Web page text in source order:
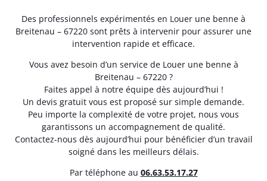
Des professionnels expérimentés en Louer une benne à
Breitenau – 67220 sont prêts à intervenir pour assurer une
intervention rapide et efficace.
Vous avez besoin d’un service de Louer une benne à
Breitenau – 67220 ?
Faites appel à notre équipe dès aujourd’hui !
Un devis gratuit vous est proposé sur simple demande.
Peu importe la complexité de votre projet, nous vous
garantissons un accompagnement de qualité.
Contactez-nous dès aujourd’hui pour bénéficier d’un travail
soigné dans les meilleurs délais.
Par téléphone au 06.63.53.17.27